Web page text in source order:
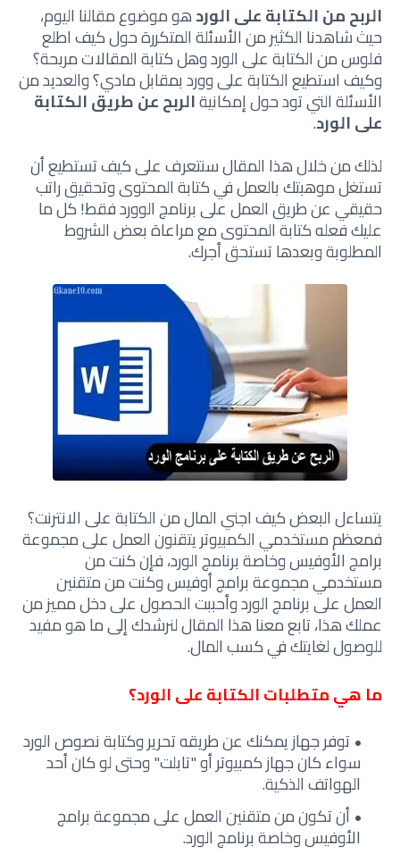
الربح من الكتابة على الوردهو موضوع مقالنا اليوم،
حيث شاهدنا الكثير من الأسئلة المتكررة حول كيف اطلع
فلوس من الكتابة على الورد وهل كتابة المقالات مربحة؟
وكيف استطيع الكتابة على وورد بمقابل مادي؟ والعديد من
الأسئلة التي تود حول إمكانيةالربح عن طريق الكتابة
على الورد.
لذلك من خلال هذا المقال سنتعرف على كيف تستطيع أن
تستغل موهبتك بالعمل في كتابة المحتوى وتحقيق راتب
حقيقي عن طريق العمل على برنامج الوورد فقط! كل ما
عليك فعله كتابة المحتوى مع مراعاة بعض الشروط
المطلوبة وبعدها تستحق أجرك.
يتساءل البعض كيف اجني المال من الكتابة على الانترنت؟
فمعظم مستخدمي الكمبيوتر يتقنون العمل على مجموعة
برامج الأوفيس وخاصة برنامج الورد، فإن كنت من
مستخدمي مجموعة برامج أوفيس وكنت من متقنين
العمل على برنامج الورد وأحببت الحصول على دخل مميز من
عملك هذا، تابع معنا هذا المقال لنرشدك إلى ما هو مفيد
للوصول لغايتك في كسب المال.
ما هي متطلبات الكتابة على الورد؟
توفر جهاز يمكنك عن طريقه تحرير وكتابة نصوص الورد
سواء كان جهاز كمبيوتر أو "تابلت" وحتى لو كان أحد
الهواتف الذكية.
أن تكون من متقنين العمل على مجموعة برامج
الأوفيس وخاصة برنامج الورد.